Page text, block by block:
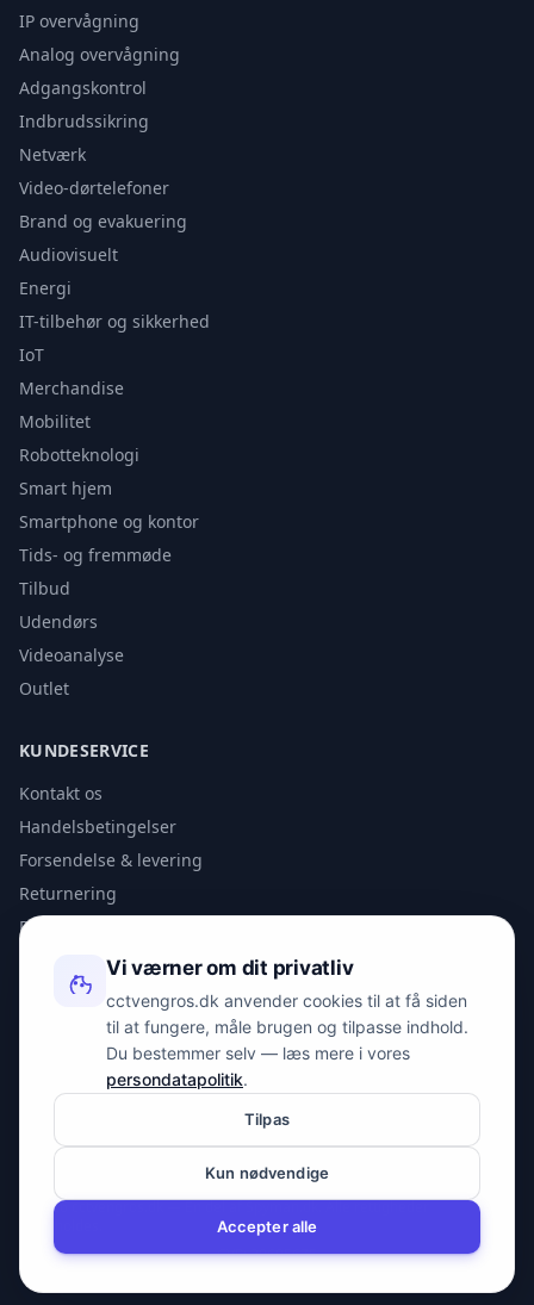
IP overvågning
Analog overvågning
Adgangskontrol
Indbrudssikring
Netværk
Video-dørtelefoner
Brand og evakuering
Audiovisuelt
Energi
IT-tilbehør og sikkerhed
IoT
Merchandise
Mobilitet
Robotteknologi
Smart hjem
Smartphone og kontor
Tids- og fremmøde
Tilbud
Udendørs
Videoanalyse
Outlet
KUNDESERVICE
Kontakt os
Handelsbetingelser
Forsendelse & levering
Returnering
Privatlivspolitik
KONTAKT
info@spyman.dk
Peter Bangs Vej 153, 2000 Frederiksberg
© 2026 cctvengros.dk — En del af Spyman.dk. Alle rettigheder
CVR: 30605675
Vi værner om dit privatliv
cctvengros.dk anvender cookies til at få siden
til at fungere, måle brugen og tilpasse indhold.
Du bestemmer selv — læs mere i vores
persondatapolitik.
Tilpas
Kun nødvendige
Accepter alle